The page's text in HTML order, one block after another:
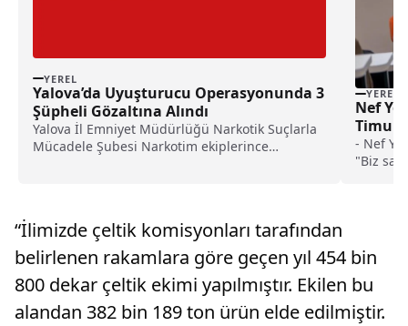
YEREL
Yalova’da Uyuşturucu Operasyonunda 3
Şüpheli Gözaltına Alındı
Yalova İl Emniyet Müdürlüğü Narkotik Suçlarla
Mücadele Şubesi Narkotim ekiplerince
YEREL
Nef
Timur,
konuk
- Nef
"Biz
“İlimizde çeltik komisyonları tarafından
belirlenen rakamlara göre geçen yıl 454 bin
800 dekar çeltik ekimi yapılmıştır. Ekilen bu
alandan 382 bin 189 ton ürün elde edilmiştir.